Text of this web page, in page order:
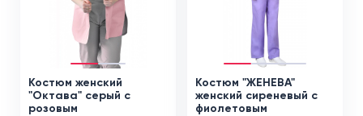
Костюм женский
"Октава" серый с
розовым
Костюм "ЖЕНЕВА"
женский сиреневый с
фиолетовым